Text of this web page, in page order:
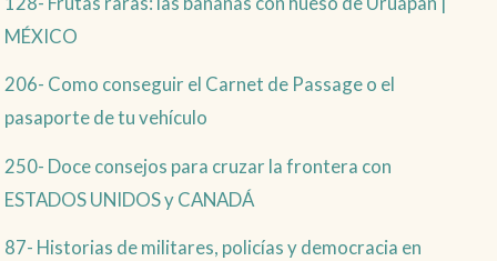
MÉXICO
206- Como conseguir el Carnet de Passage o el
pasaporte de tu vehículo
250- Doce consejos para cruzar la frontera con
ESTADOS UNIDOS y CANADÁ
87- Historias de militares, policías y democracia en